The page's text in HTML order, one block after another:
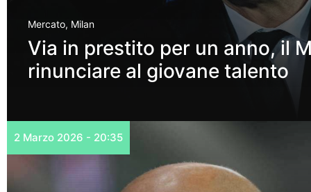
Mercato, Milan
Via in prestito per un anno, il
rinunciare al giovane talento
2 Marzo 2026 - 20:35